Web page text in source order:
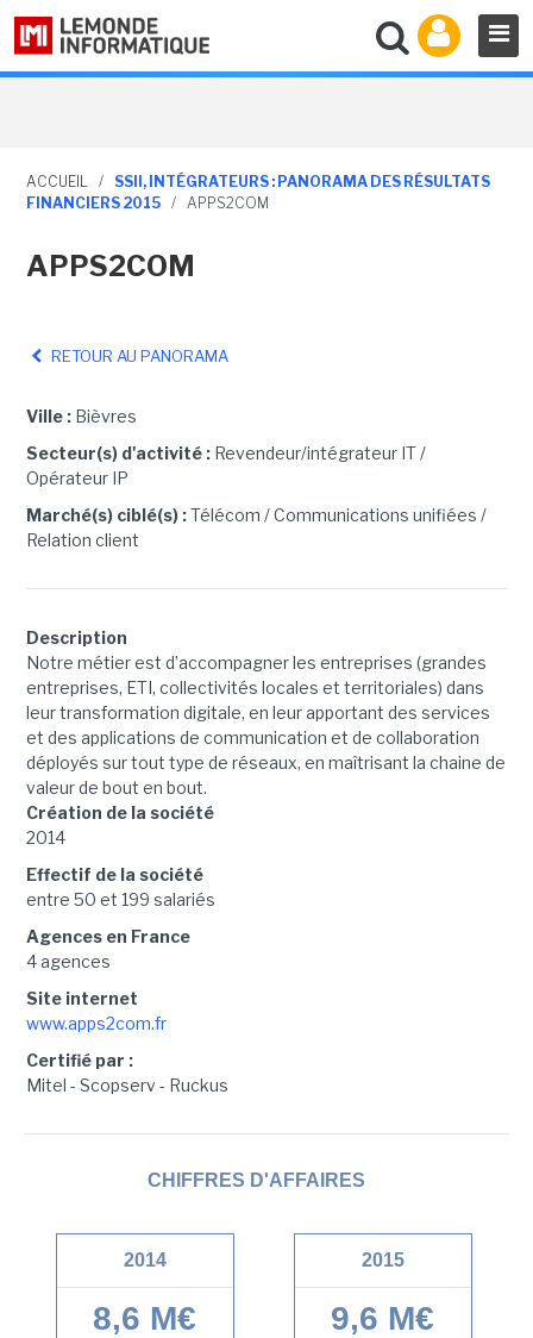
ACCUEIL /
SSII, INTÉGRATEURS : PANORAMA DES RÉSULTATS
FINANCIERS 2015
/ APPS2COM
APPS2COM
RETOUR AU PANORAMA
Ville : Bièvres
Secteur(s) d'activité : Revendeur/intégrateur IT /
Opérateur IP
Marché(s) ciblé(s) :Télécom / Communications unifiées /
Relation client
Description
Notre métier est d’accompagner les entreprises (grandes
entreprises, ETI, collectivités locales et territoriales) dans
leur transformation digitale, en leur apportant des services
et des applications de communication et de collaboration
déployés sur tout type de réseaux, en maîtrisant la chaine de
valeur de bout en bout.
Création de la société
2014
Effectif de la société
entre 50 et 199 salariés
Agences en France
4 agences
Site internet
www.apps2com.fr
Certifié par :
Mitel - Scopserv - Ruckus
CHIFFRES D'AFFAIRES
2014
8,6 M€
2015
9,6 M€